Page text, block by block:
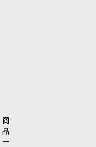
商
品
一